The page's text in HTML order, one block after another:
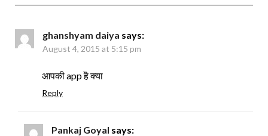
ghanshyam daiya says:
August 4, 2015 at 5:15 pm
आपकी app हॆ क्या
Reply
Pankaj Goyal says: